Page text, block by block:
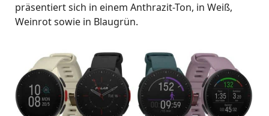
präsentiert sich in einem Anthrazit-Ton, in Weiß,
Weinrot sowie in Blaugrün.